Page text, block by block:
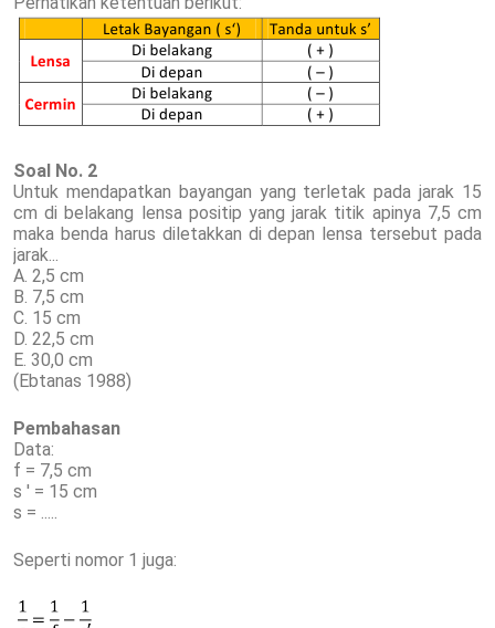
Soal No. 2
Untuk mendapatkan bayangan yang terletak pada jarak 15
cm di belakang lensa positip yang jarak titik apinya 7,5 cm
maka benda harus diletakkan di depan lensa tersebut pada
jarak...
A. 2,5 cm
B. 7,5 cm
C. 15 cm
D. 22,5 cm
E. 30,0 cm
(Ebtanas 1988)
Pembahasan
Data:
f = 7,5 cm
s ' = 15 cm
s = .....
Seperti nomor 1 juga: